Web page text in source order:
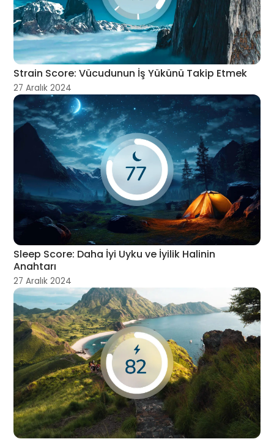
Strain Score: Vücudunun İş Yükünü Takip Etmek
27 Aralık 2024
Sleep Score: Daha İyi Uyku ve İyilik Halinin
Anahtarı
27 Aralık 2024